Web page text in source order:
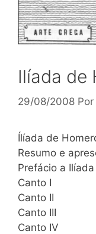
Ilíada de
29/08/2008 Por
Ílíada de
Resumo e
Prefácio a
Canto I
Canto II
Canto III
Canto IV